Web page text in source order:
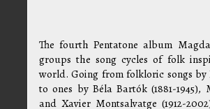
The fourth Pentatone album
groups the song cycles of folk
world. Going from folkloric songs by
to ones by Béla Bartók (1881-1945),
and Xavier Montsalvatge (1912-